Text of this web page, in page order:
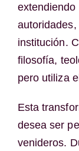
institución.
filosofía,
pero utiliza
Esta
desea ser
venideros.